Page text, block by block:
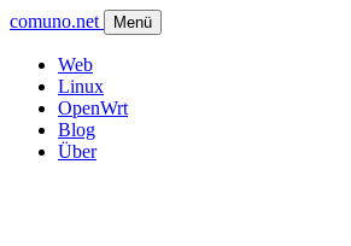
comuno.net Menü
Web
Linux
OpenWrt
Blog
Über